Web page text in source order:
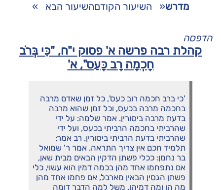
מדרש« השיעור הקודםהשיעור הבא »
הדפסה
קהלת רבה פרשה א' פסוק י"ח, "כִּי בְּרֹב
חָכְמָה רָב כָּעַס", א'
'כי ברב חכמה רוב כעס', כל זמן שאדם מרבה
בחכמה מרבה בכעס, וכל זמן שהוא מרבה
בדעת מרבה ביסורין. אמר שלמה: על ידי
שהרביתי בחכמה הרביתי בכעס, ועל ידי
שהרביתי בדעת הרביתי ביסורין. רב אמר:
תלמיד חכם אין צריך התראה. אמר ר' שמואל
בר נחמן: ככלי פשתן הדקין הבאים מבית שאן,
אם נתפחמו אחד מהן בכמה דמין הוא עשוי, כלי
פשתן הגסין הבאין מארבל, אם פחמו אחד מהן
מה הן ומה דמיהן. משל למה הדבר דומה